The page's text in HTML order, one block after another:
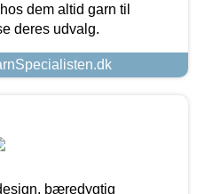
dem altid garn til
deres udvalg.
bæredygtig